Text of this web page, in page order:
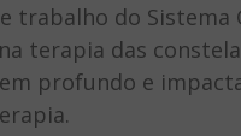
trabalho do Sistema
terapia das
profundo e